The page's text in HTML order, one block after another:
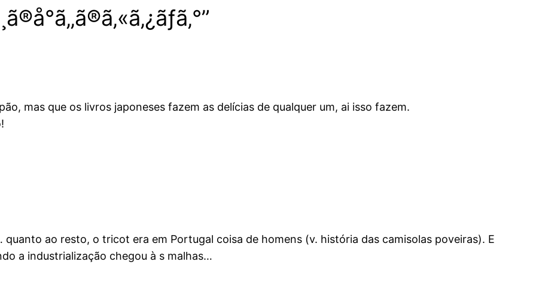
mas que os livros japoneses fazem as delícias de qualquer um, ai isso fazem.
ao resto, o tricot era em Portugal coisa de homens (v. história das camisolas poveiras). E
a industrialização chegou à s malhas…